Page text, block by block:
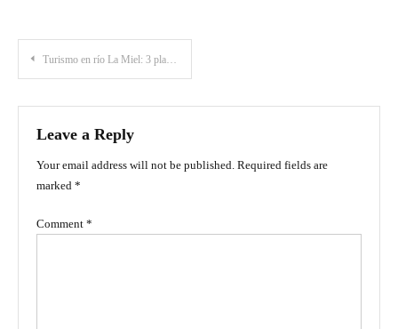
Post
navigation
Turismo en río La Miel: 3 planes de aventura para realizar en este destino en Caldas
Leave a Reply
Your email address will not be published. Required fields are
marked *
Comment *